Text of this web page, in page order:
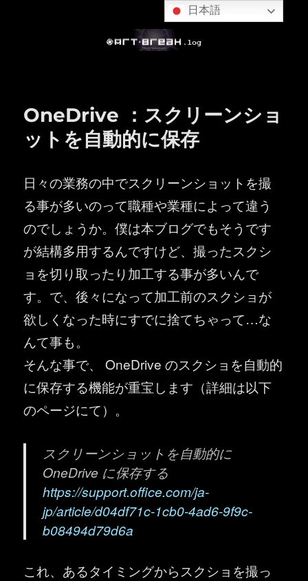
OneDrive ：スクリーンショ
ットを自動的に保存
日々の業務の中でスクリーンショットを撮
る事が多いのって職種や業種によって違う
のでしょうか。僕は本ブログでもそうです
が結構多用するんですけど、撮ったスクシ
ョを切り取ったり加工する事が多いんで
す。で、後々になって加工前のスクショが
欲しくなった時にすでに捨てちゃって…な
んて事も。
そんな事で、 OneDrive のスクショを自動的
に保存する機能が重宝します（詳細は以下
のページにて）。
スクリーンショットを自動的に
OneDrive に保存する
https://support.office.com/ja-
jp/article/d04df71c-1cb0-4ad6-9f9c-
b08494d79d6a
これ、あるタイミングからスクショを撮っ
日本語